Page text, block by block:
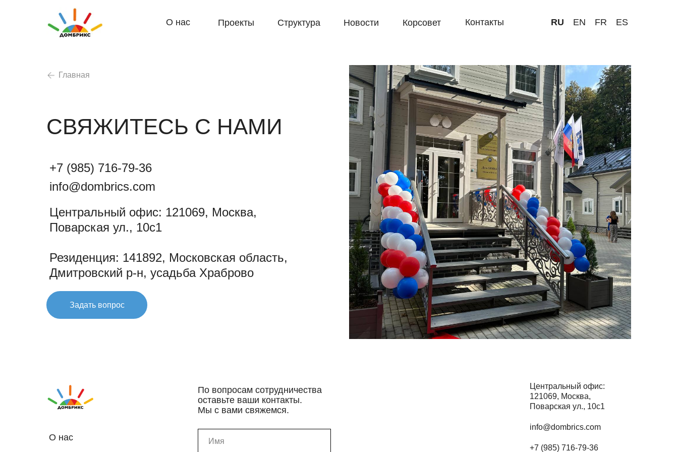
ES
FR
EN
RU
Контакты
Корсовет
Новости
Структура
Проекты
О нас
СВЯЖИТЕСЬ С НАМИ
+7 (985) 716-79-36
info@dombrics.com
Центральный офис: 121069, Москва,
Поварская ул., 10с1
Резиденция: 141892, Московская область,
Дмитровский р-н, усадьба Храброво
Главная
Задать вопрос
По вопросам сотрудничества
оставьте ваши контакты.
Мы с вами свяжемся.
Центральный офис:
121069, Москва,
Поварская ул., 10с1
info@dombrics.com
+7 (985) 716-79-36
О нас